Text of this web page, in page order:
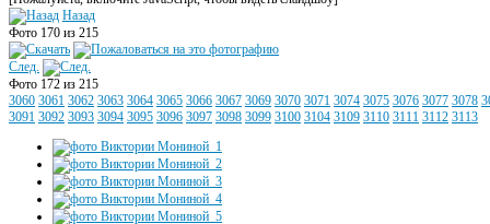
Назад
Фото 170 из 215
След.
Фото 172 из 215
3060 3061 3062 3063 3064 3065 3066 3067 3069 3070 3071 3074 3075 3076 3077 3078
3091 3092 3093 3094 3095 3096 3097 3098 3099 3100 3104 3109 3110 3111 3112 3113